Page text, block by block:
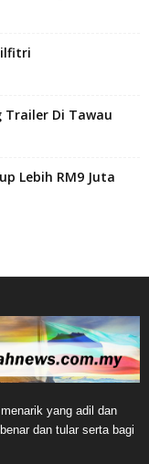
Trailer Di Tawau
Lebih RM9 Juta
yang adil dan
dan tular serta bagi